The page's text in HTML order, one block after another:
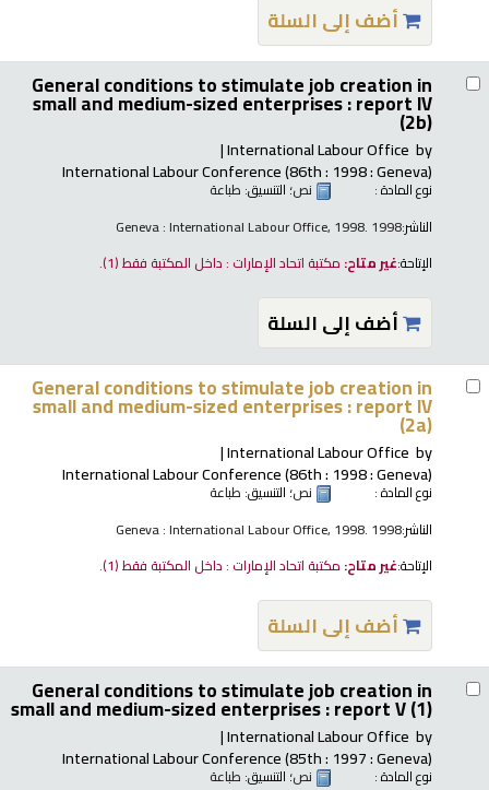
أضف إلى السلة
General conditions to stimulate job creation in
small and medium-sized enterprises : report IV
(2b)
by
International Labour Office
International Labour Conference (86th : 1998 : Geneva)
نوع المادة : نص؛ التنسيق: طباعة
الناشر:Geneva : International Labour Office, 1998. 1998
الإتاحة:غير متاح: مكتبة اتحاد الإمارات : داخل المكتبة فقط(1).
أضف إلى السلة
General conditions to stimulate job creation in
small and medium-sized enterprises : report IV
(2a)
by
International Labour Office
International Labour Conference (86th : 1998 : Geneva)
نوع المادة : نص؛ التنسيق: طباعة
الناشر:Geneva : International Labour Office, 1998. 1998
الإتاحة:غير متاح: مكتبة اتحاد الإمارات : داخل المكتبة فقط(1).
أضف إلى السلة
General conditions to stimulate job creation in
small and medium-sized enterprises : report V (1)
by
International Labour Office
International Labour Conference (85th : 1997 : Geneva)
نوع المادة : نص؛ التنسيق: طباعة